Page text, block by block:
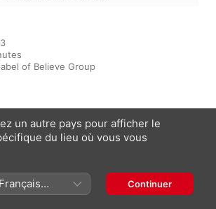
of Believe Group
Monteverdi: Tutti I Madrigali
Concerto Italiano,Rinaldo
Alessandrini
un autre pays pour afficher le
du lieu où vous vous
Continuer